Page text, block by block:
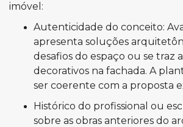
imóvel:
Autenticidade do conceito:
apresenta soluções
desafios do espaço ou se traz
decorativos na fachada. A
ser coerente com a proposta
Histórico do profissional ou
sobre as obras anteriores do